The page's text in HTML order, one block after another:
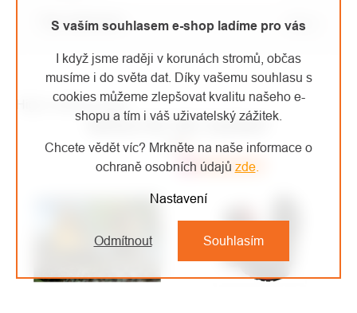
S vaším souhlasem e-shop ladíme pro vás
I když jsme raději v korunách stromů, občas
musíme i do světa dat. Díky vašemu souhlasu s
cookies můžeme zlepšovat kvalitu našeho e-
shopu a tím i váš uživatelský zážitek.
Chcete vědět víc? Mrkněte na naše informace o
ochraně osobních údajů zde.
Nastavení
Odmítnout Souhlasím
Typ vybavení: Obuv
High-contrast mode
MOHLO BY VÁS ZAJÍMAT
Top Doporučujeme